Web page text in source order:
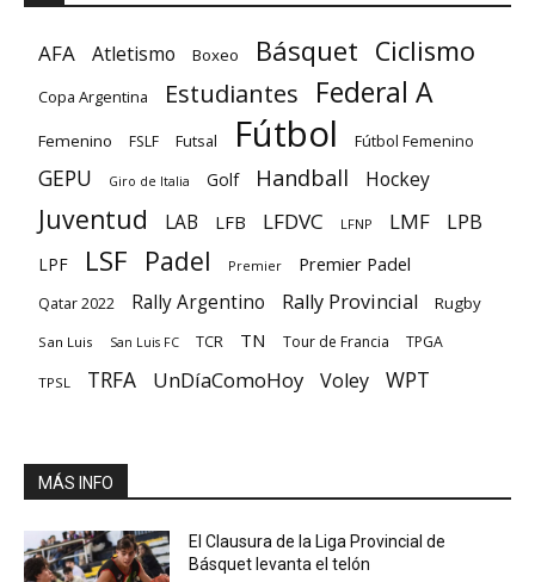
AFA Atletismo Boxeo Básquet Ciclismo
Copa Argentina Estudiantes Federal A
Femenino FSLF Futsal Fútbol Fútbol Femenino
GEPU Giro de Italia Golf Handball Hockey
Juventud LAB LFB LFDVC LFNP LMF LPB
LPF LSF Padel Premier Premier Padel
Qatar 2022 Rally Argentino Rally Provincial Rugby
San Luis San Luis FC TCR TN Tour de Francia TPGA
TPSL TRFA UnDíaComoHoy Voley WPT
MÁS INFO
El Clausura de la Liga Provincial de
Básquet levanta el telón